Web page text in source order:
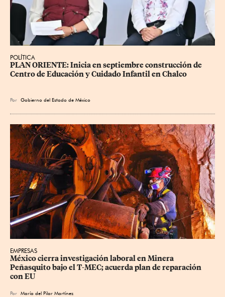
POLÍTICA
PLAN ORIENTE: Inicia en septiembre construcción de
Centro de Educación y Cuidado Infantil en Chalco
Por Gobierno del Estado de México
EMPRESAS
México cierra investigación laboral en Minera
Peñasquito bajo el T-MEC; acuerda plan de reparación
con EU
Por María del Pilar Martínez